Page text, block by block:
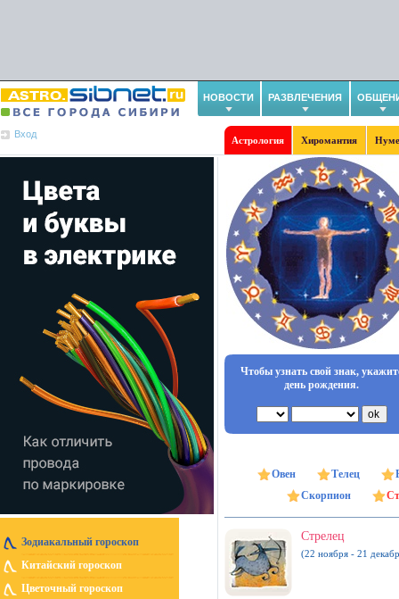
НОВОСТИ РАЗВЛЕЧЕНИЯ
Вход
Астрология Хиромантия
Зодиакальный гороскоп
Китайский гороскоп
Цветочный гороскоп
Чтобы узнать свой знак,
день рождения.
Овен Телец
Скорпион
Стрелец
(22 ноября - 21